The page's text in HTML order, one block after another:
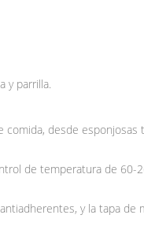
y parrilla.
comida, desde esponjosas
de temperatura de 60-
y la tapa de